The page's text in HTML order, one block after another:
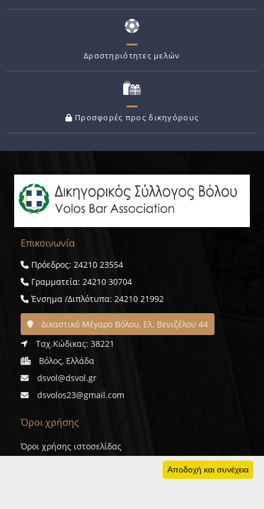
Δραστηριότητες μελών
Προσφορές προς δικηγόρους
Επικοινωνία
Πρόεδρος: 24210 23554
Γραμματεία: 24210 30704
Ένσημα /Διπλότυπα: 24210 21992
Δικαστικό Μέγαρο Βόλου, Ελ. Βενιζέλου 44
Ταχ.Κώδικας: 38221
Βόλος, Ελλάδα
dsvol@dsvol.gr
dsvolos23@gmail.com
Όροι χρήσης
Όροι χρήσης ιστοσελίδας
Αποδοχή και συνέχεια